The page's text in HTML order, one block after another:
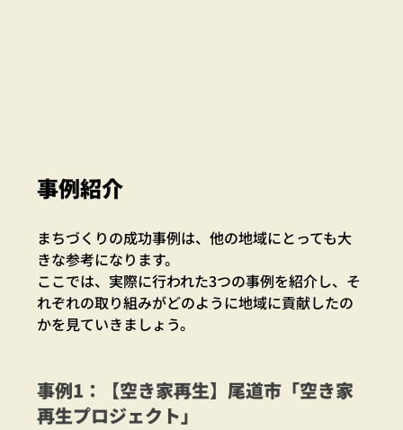
事例紹介
まちづくりの成功事例は、他の地域にとっても大
きな参考になります。
ここでは、実際に行われた3つの事例を紹介し、そ
れぞれの取り組みがどのように地域に貢献したの
かを見ていきましょう。
事例1：【空き家再生】尾道市「空き家
再生プロジェクト」